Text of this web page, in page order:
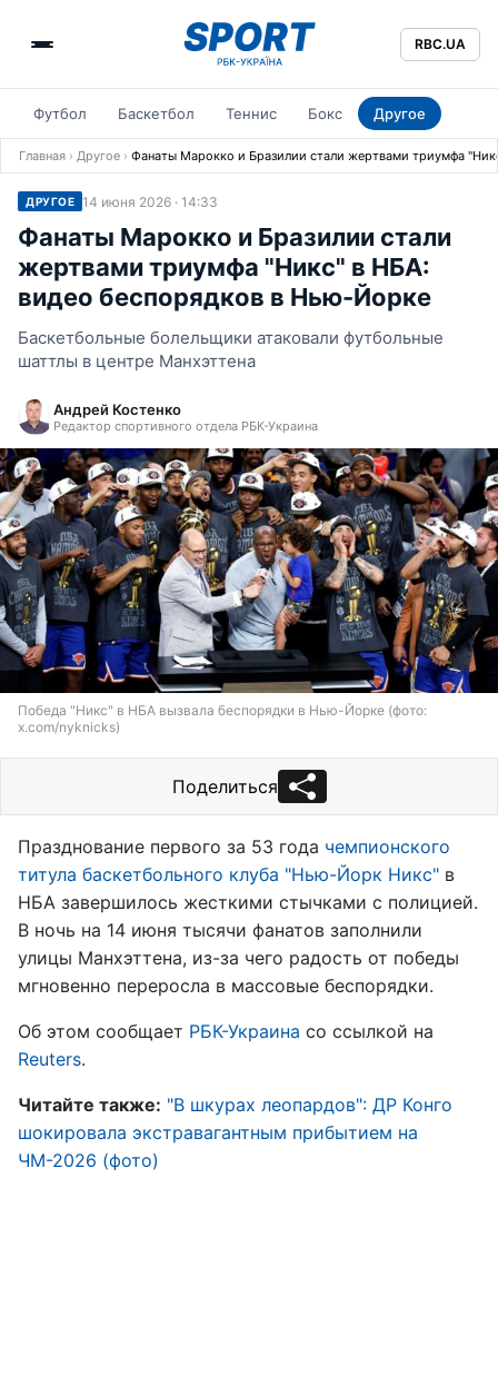
RBC.UA
Футбол Баскетбол Теннис Бокс Другое
Главная › Другое › Фанаты Марокко и Бразилии стали жертвами триумфа
ДРУГОЕ 14 июня 2026 · 14:33
Фанаты Марокко и Бразилии стали
жертвами триумфа "Никс" в НБА:
видео беспорядков в Нью-Йорке
Баскетбольные болельщики атаковали футбольные
шаттлы в центре Манхэттена
Андрей Костенко
Редактор спортивного отдела РБК-Украина
Победа "Никс" в НБА вызвала беспорядки в Нью-Йорке (фото:
x.com/nyknicks)
Поделиться
Празднование первого за 53 года чемпионского
титула баскетбольного клуба "Нью-Йорк Никс" в
НБА завершилось жесткими стычками с полицией.
В ночь на 14 июня тысячи фанатов заполнили
улицы Манхэттена, из-за чего радость от победы
мгновенно переросла в массовые беспорядки.
Об этом сообщает РБК-Украина со ссылкой на
Reuters.
Читайте также: "В шкурах леопардов": ДР Конго
шокировала экстравагантным прибытием на
ЧМ-2026 (фото)